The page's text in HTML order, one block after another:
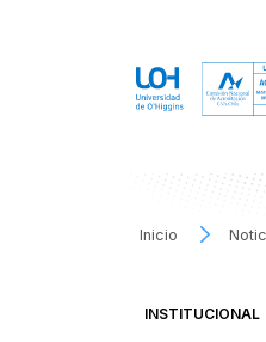
Inicio
INSTITUCIONAL